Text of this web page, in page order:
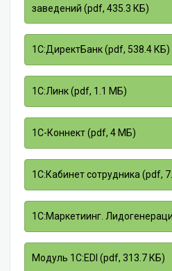
заведений (pdf, 435.3 КБ)
1С:ДиректБанк (pdf, 538.4 КБ)
1С:Линк (pdf, 1.1 МБ)
1С-Коннект (pdf, 4 МБ)
1С:Кабинет сотрудника (pdf,
1С:Маркетиинг.
Модуль 1C:EDI (pdf, 313.7 КБ)